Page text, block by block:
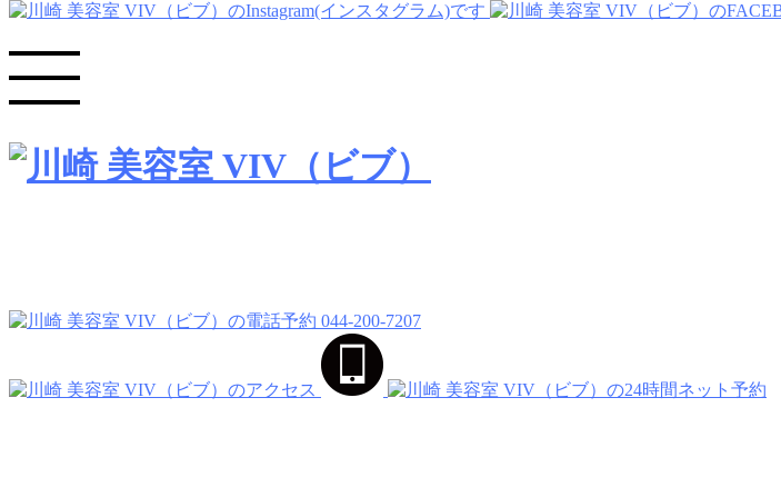
044-200-7207